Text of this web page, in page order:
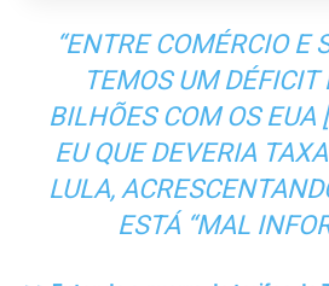
“ENTRE COMÉRCIO E
TEMOS UM DÉFICIT
BILHÕES COM OS EUA
EU QUE DEVERIA
LULA,
ESTÁ “MAL